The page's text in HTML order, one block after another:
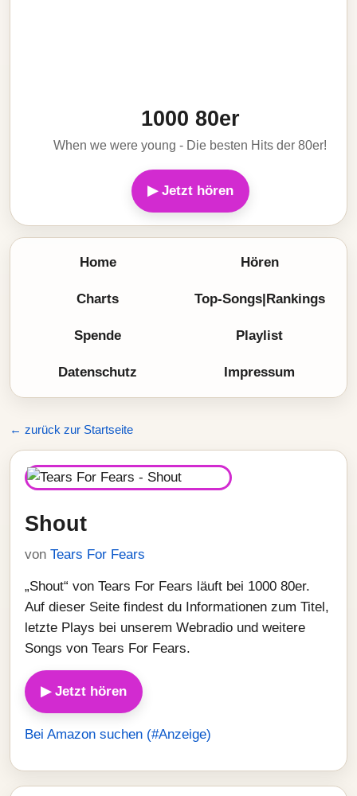
1000 80er
When we were young - Die besten Hits der 80er!
▶ Jetzt hören
Home Hören
Charts Top-Songs|Rankings
Spende Playlist
Datenschutz Impressum
← zurück zur Startseite
Shout
von Tears For Fears
„Shout“ von Tears For Fears läuft bei 1000 80er.
Auf dieser Seite findest du Informationen zum Titel,
letzte Plays bei unserem Webradio und weitere
Songs von Tears For Fears.
▶ Jetzt hören
Bei Amazon suchen (#Anzeige)